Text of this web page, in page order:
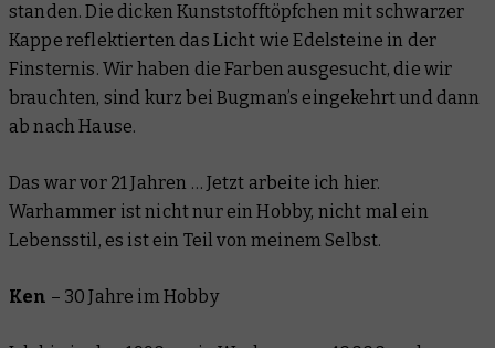
standen. Die dicken Kunststofftöpfchen mit schwarzer
Kappe reflektierten das Licht wie Edelsteine in der
Finsternis. Wir haben die Farben ausgesucht, die wir
brauchten, sind kurz bei Bugman’s eingekehrt und dann
ab nach Hause.
Das war vor 21 Jahren … Jetzt arbeite ich hier.
Warhammer ist nicht nur ein Hobby, nicht mal ein
Lebensstil, es ist ein Teil von meinem Selbst.
Ken – 30 Jahre im Hobby